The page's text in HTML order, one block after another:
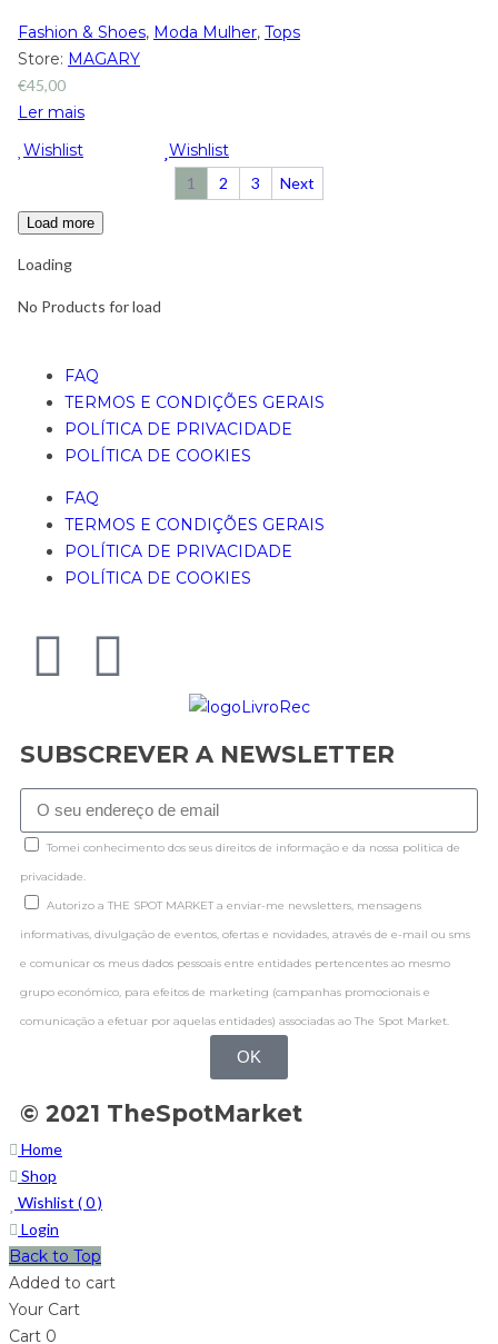
Fashion & Shoes, Moda Mulher, Tops
Store: MAGARY
€45,00
Ler mais
Wishlist
Wishlist
1 2 3 Next
Load more
Loading
No Products for load
FAQ
TERMOS E CONDIÇÕES GERAIS
POLÍTICA DE PRIVACIDADE
POLÍTICA DE COOKIES
FAQ
TERMOS E CONDIÇÕES GERAIS
POLÍTICA DE PRIVACIDADE
POLÍTICA DE COOKIES
SUBSCREVER A NEWSLETTER
Tomei conhecimento dos seus direitos de informação e da nossa politica de
privacidade.
Autorizo a THE SPOT MARKET a enviar-me newsletters, mensagens
informativas, divulgação de eventos, ofertas e novidades, através de e-mail ou sms
e comunicar os meus dados pessoais entre entidades pertencentes ao mesmo
grupo económico, para efeitos de marketing (campanhas promocionais e
comunicação a efetuar por aquelas entidades) associadas ao The Spot Market.
OK
© 2021 TheSpotMarket
Home
Shop
Wishlist (0)
Login
Back to Top
Added to cart
Your Cart
Cart 0